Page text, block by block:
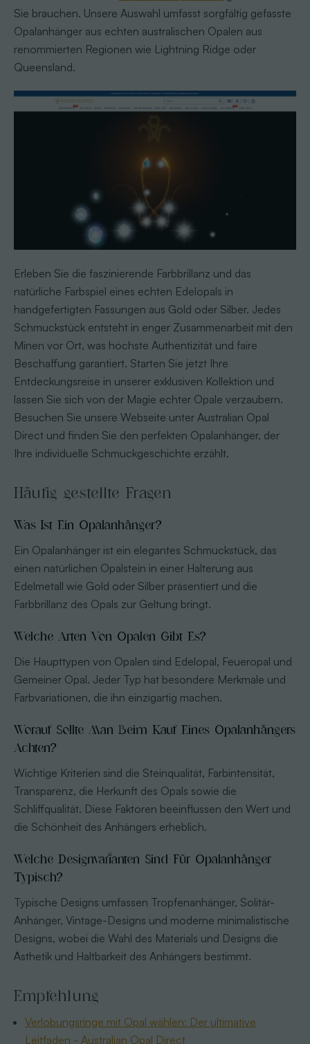
Sie brauchen. Unsere Auswahl umfasst sorgfältig gefasste
Opalanhänger aus echten australischen Opalen aus
renommierten Regionen wie Lightning Ridge oder
Queensland.
Erleben Sie die faszinierende Farbbrillanz und das
natürliche Farbspiel eines echten Edelopals in
handgefertigten Fassungen aus Gold oder Silber. Jedes
Schmuckstück entsteht in enger Zusammenarbeit mit den
Minen vor Ort, was höchste Authentizität und faire
Beschaffung garantiert. Starten Sie jetzt Ihre
Entdeckungsreise in unserer exklusiven Kollektion und
lassen Sie sich von der Magie echter Opale verzaubern.
Besuchen Sie unsere Webseite unter Australian Opal
Direct und finden Sie den perfekten Opalanhänger, der
Ihre individuelle Schmuckgeschichte erzählt.
Häufig gestellte Fragen
Was Ist Ein Opalanhänger?
Ein Opalanhänger ist ein elegantes Schmuckstück, das
einen natürlichen Opalstein in einer Halterung aus
Edelmetall wie Gold oder Silber präsentiert und die
Farbbrillanz des Opals zur Geltung bringt.
Welche Arten Von Opalen Gibt Es?
Die Haupttypen von Opalen sind Edelopal, Feueropal und
Gemeiner Opal. Jeder Typ hat besondere Merkmale und
Farbvariationen, die ihn einzigartig machen.
Worauf Sollte Man Beim Kauf Eines Opalanhängers
Achten?
Wichtige Kriterien sind die Steinqualität, Farbintensität,
Transparenz, die Herkunft des Opals sowie die
Schliffqualität. Diese Faktoren beeinflussen den Wert und
die Schönheit des Anhängers erheblich.
Welche Designvarianten Sind Für Opalanhänger
Typisch?
Typische Designs umfassen Tropfenanhänger, Solitär-
Anhänger, Vintage-Designs und moderne minimalistische
Designs, wobei die Wahl des Materials und Designs die
Ästhetik und Haltbarkeit des Anhängers bestimmt.
Empfehlung
Verlobungsringe mit Opal wählen: Der ultimative
Leitfaden - Australian Opal Direct